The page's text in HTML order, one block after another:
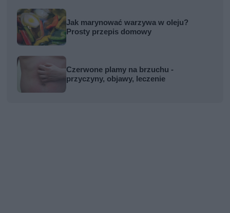
Jak marynować warzywa w oleju?
Prosty przepis domowy
Czerwone plamy na brzuchu -
przyczyny, objawy, leczenie